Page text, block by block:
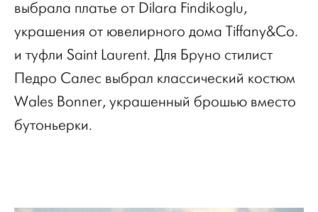
выбрала платье от Dilara Findikoglu,
украшения от ювелирного дома Tiffany&Co.
и туфли Saint Laurent. Для Бруно стилист
Педро Салес выбрал классический костюм
Wales Bonner, украшенный брошью вместо
бутоньерки.